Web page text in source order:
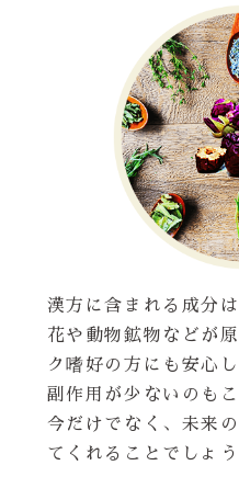
漢方に含まれる成分
花や動物鉱物などが
ク嗜好の方にも安心
副作用が少ないのも
今だけでなく、未来
てくれることでしょう